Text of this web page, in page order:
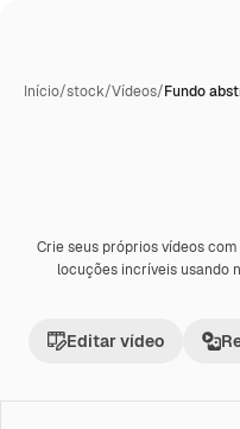
Início/stock/Vídeos/Fundo
Premium
Crie seus próprios vídeos
locuções incríveis usando
Editar vídeo